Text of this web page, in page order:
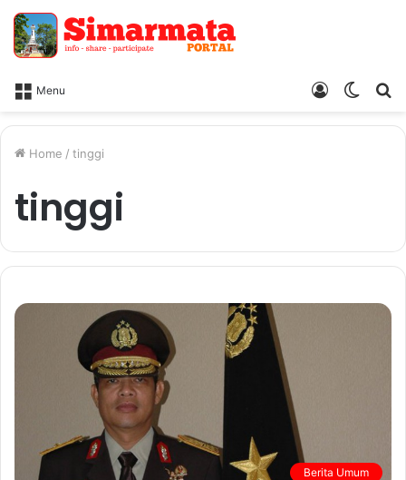
Menu
Switch
Log
Home / tinggi
tinggi
Berita Umum